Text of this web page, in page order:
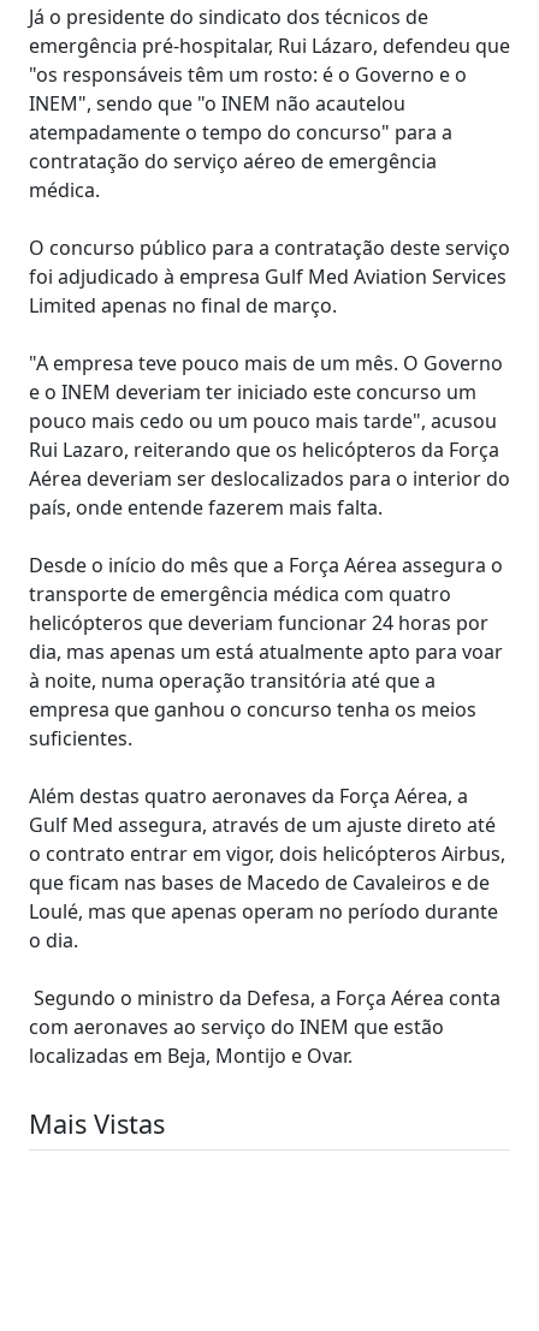
Já o presidente do sindicato dos técnicos de
emergência pré-hospitalar, Rui Lázaro, defendeu que
"os responsáveis têm um rosto: é o Governo e o
INEM", sendo que "o INEM não acautelou
atempadamente o tempo do concurso" para a
contratação do serviço aéreo de emergência
médica.
O concurso público para a contratação deste serviço
foi adjudicado à empresa Gulf Med Aviation Services
Limited apenas no final de março.
"A empresa teve pouco mais de um mês. O Governo
e o INEM deveriam ter iniciado este concurso um
pouco mais cedo ou um pouco mais tarde", acusou
Rui Lazaro, reiterando que os helicópteros da Força
Aérea deveriam ser deslocalizados para o interior do
país, onde entende fazerem mais falta.
Desde o início do mês que a Força Aérea assegura o
transporte de emergência médica com quatro
helicópteros que deveriam funcionar 24 horas por
dia, mas apenas um está atualmente apto para voar
à noite, numa operação transitória até que a
empresa que ganhou o concurso tenha os meios
suficientes.
Além destas quatro aeronaves da Força Aérea, a
Gulf Med assegura, através de um ajuste direto até
o contrato entrar em vigor, dois helicópteros Airbus,
que ficam nas bases de Macedo de Cavaleiros e de
Loulé, mas que apenas operam no período durante
o dia.
Segundo o ministro da Defesa, a Força Aérea conta
com aeronaves ao serviço do INEM que estão
localizadas em Beja, Montijo e Ovar.
Mais Vistas